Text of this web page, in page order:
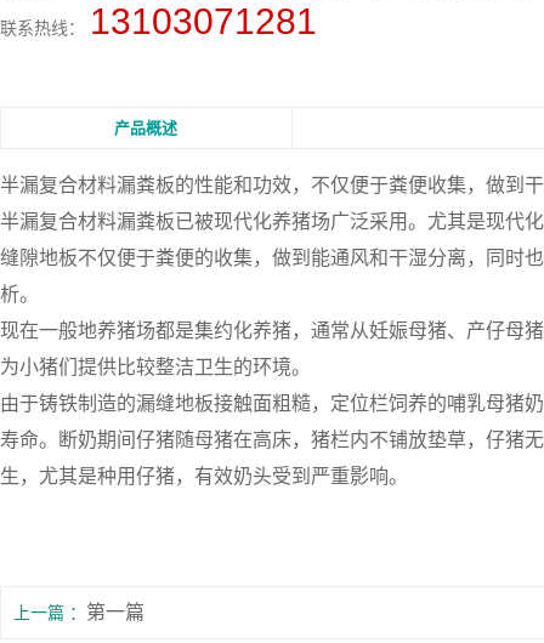
联系热线： 13103071281
产品概述
半漏复合材料漏粪板的性能和功效，不仅便于粪便收集，做到
半漏复合材料漏粪板已被现代化养猪场广泛采用。尤其是现代
缝隙地板不仅便于粪便的收集，做到能通风和干湿分离，同时
析。
现在一般地养猪场都是集约化养猪，通常从妊娠母猪、产仔母
为小猪们提供比较整洁卫生的环境。
由于铸铁制造的漏缝地板接触面粗糙，定位栏饲养的哺乳母猪
寿命。断奶期间仔猪随母猪在高床，猪栏内不铺放垫草，仔猪
生，尤其是种用仔猪，有效奶头受到严重影响。
上一篇 第一篇